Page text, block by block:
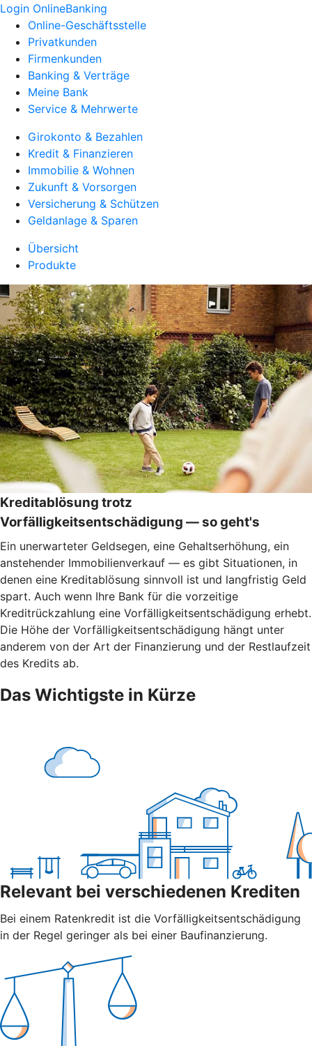
Login OnlineBanking
Online-Geschäftsstelle
Privatkunden
Firmenkunden
Banking & Verträge
Meine Bank
Service & Mehrwerte
Girokonto & Bezahlen
Kredit & Finanzieren
Immobilie & Wohnen
Zukunft & Vorsorgen
Versicherung & Schützen
Geldanlage & Sparen
Übersicht
Produkte
Kreditablösung trotz
Vorfälligkeitsentschädigung — so geht's
Ein unerwarteter Geldsegen, eine Gehaltserhöhung, ein
anstehender Immobilienverkauf — es gibt Situationen, in
denen eine Kreditablösung sinnvoll ist und langfristig Geld
spart. Auch wenn Ihre Bank für die vorzeitige
Kreditrückzahlung eine Vorfälligkeitsentschädigung erhebt.
Die Höhe der Vorfälligkeitsentschädigung hängt unter
anderem von der Art der Finanzierung und der Restlaufzeit
des Kredits ab.
Das Wichtigste in Kürze
Relevant bei verschiedenen Krediten
Bei einem Ratenkredit ist die Vorfälligkeitsentschädigung
in der Regel geringer als bei einer Baufinanzierung.